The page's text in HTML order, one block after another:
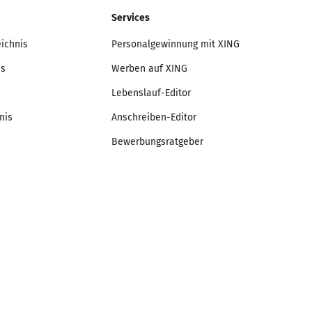
Services
Personalgewinnung mit XING
Werben auf XING
Lebenslauf-Editor
Anschreiben-Editor
Bewerbungsratgeber